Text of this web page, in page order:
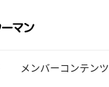
メンバーコンテンツ